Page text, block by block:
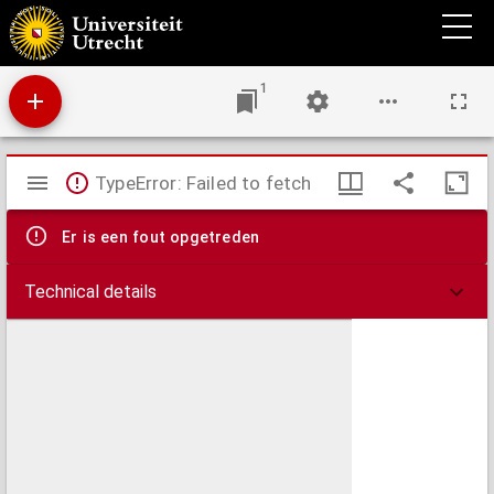
De hoefsmid : geïllustreerd maandblad voor hoefsmeden en anderen, die in het
hoefbeslag belangstellen
1
Mirador
viewer
TypeError: Failed to fetch
Er is een fout opgetreden
Technical details